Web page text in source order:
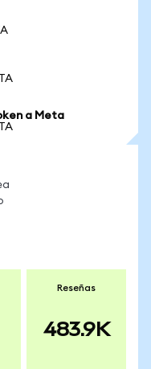
a Meta
Reseñas
483.9K